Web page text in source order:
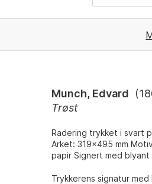
Munch, Edvard (
Trøst
Radering trykket i svart
Arket: 319x495 mm
papir Signert med blyant
Trykkerens signatur